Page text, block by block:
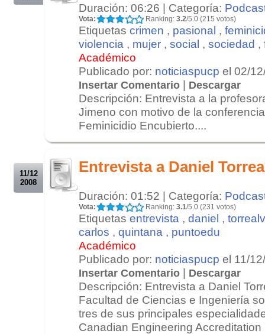
Duración: 06:26 | Categoría:
Vota: Ranking: 3.2/5.0 (215 votos)
Etiquetas crimen , pasional ,
violencia , mujer , social , sociedad ,
Académico
Publicado por: noticiaspucp el 02/
Insertar Comentario | Descargar
Descripción: Entrevista a la
Jimeno con motivo de la
Feminicidio Encubierto....
11/12
2008
Entrevista a Daniel
Duración: 01:52 | Categoría:
Vota: Ranking: 3.1/5.0 (231 votos)
Etiquetas entrevista , daniel ,
carlos , quintana , puntoedu
Académico
Publicado por: noticiaspucp el 11/
Insertar Comentario | Descargar
Descripción: Entrevista a Daniel
Facultad de Ciencias e Ingeniería
tres de sus principales
Canadian Engineering Accreditation